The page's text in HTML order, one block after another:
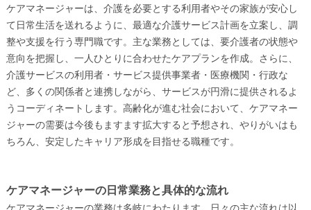
ケアマネージャーは、介護を必要とする利用者やその家族が安心し
て日常生活を送れるように、最適な介護サービス計画を立案し、調
整や支援を行う専門職です。主な業務としては、要介護者の状態や
意向を把握し、一人ひとりに合わせたケアプランを作成。さらに、
介護サービスの利用者・サービス提供事業者・医療機関・行政な
ど、多くの関係者と連携しながら、サービスが円滑に提供されるよ
うコーディネートします。高齢化が進む社会において、ケアマネー
ジャーの需要は今後もますます拡大すると予想され、やりがいはも
ちろん、安定したキャリア形成を目指せる職種です。
ケアマネージャーの日常業務と具体的な流れ